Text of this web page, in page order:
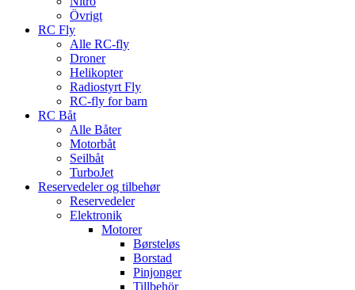
Övrigt
RC Fly
Alle RC-fly
Droner
Helikopter
Radiostyrt Fly
RC-fly for barn
RC Båt
Alle Båter
Motorbåt
Seilbåt
TurboJet
Reservedeler og tilbehør
Reservedeler
Elektronik
Motorer
Børsteløs
Borstad
Pinjonger
Tillbehör